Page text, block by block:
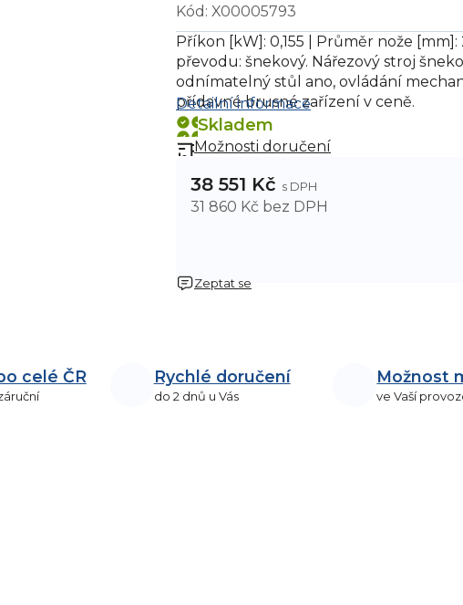
Kód: X00005793
Skladem
Možnosti doručení
38 551 Kč
31 860 Kč bez DPH
Příkon [kW]: 0,155 | Průměr nože
převodu: šnekový. Nářezový stroj
odnímatelný stůl ano, ovládání
přídavné brusné zařízení v ceně.
Detailní informace
Zeptat se
celé ČR Rychlé doručení
do 2 dnů u Vás
Možnost
ve Vaší